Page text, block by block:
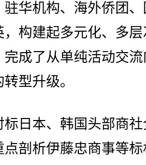
驻华机构、海外侨团
，构建起多元化、多
完成了从单纯活动交
型升级。
本、韩国头部商社
点剖析伊藤忠商事等